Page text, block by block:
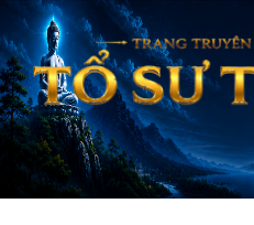
qua
nội
dung